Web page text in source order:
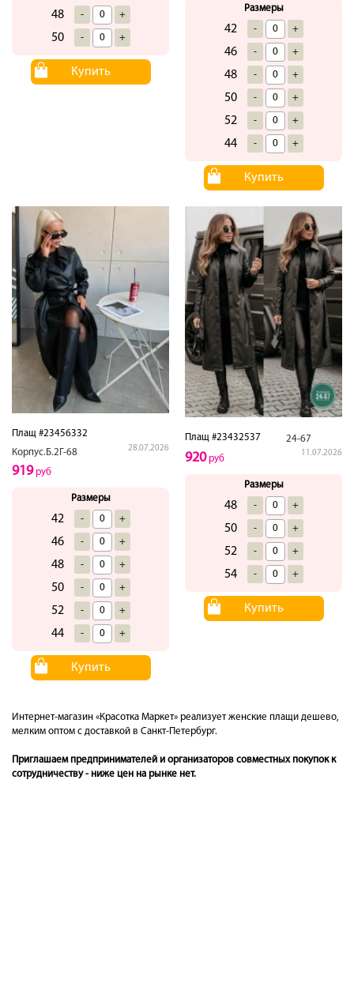
48 - +
50 - +
Купить
Размеры
42 - +
46 - +
48 - +
50 - +
52 - +
44 - +
Купить
Плащ #23456332
Корпус.Б.2Г-68
28.07.2026
919руб
Размеры
42 - +
46 - +
48 - +
50 - +
52 - +
44 - +
Купить
Плащ #23432537 24-67
11.07.2026
920руб
Размеры
48 - +
50 - +
52 - +
54 - +
Купить
Интернет-магазин «Красотка Маркет» реализует женские плащи дешево,
мелким оптом с доставкой в Санкт-Петербург.
Приглашаем предпринимателей и организаторов совместных покупок к
сотрудничеству - ниже цен на рынке нет.